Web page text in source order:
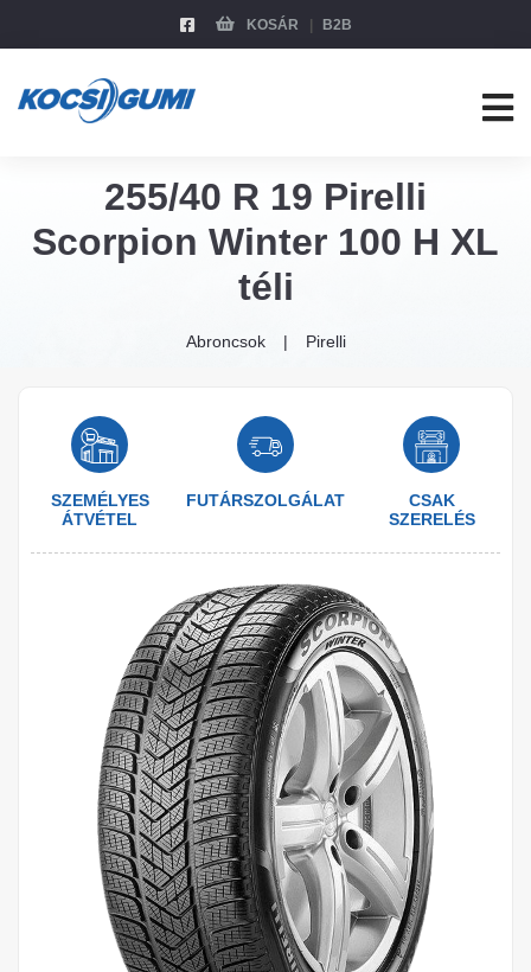
KOSÁR B2B
255/40 R 19 Pirelli
Scorpion Winter 100 H XL
téli
Abroncsok Pirelli
SZEMÉLYES
ÁTVÉTEL
FUTÁRSZOLGÁLAT
CSAK
SZERELÉS